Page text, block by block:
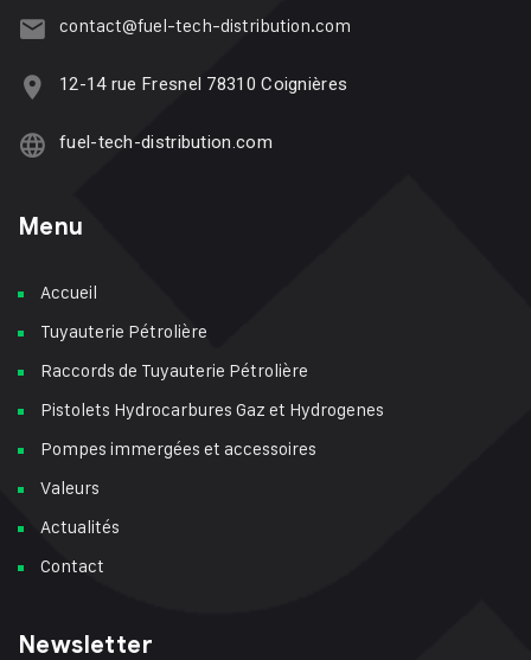
contact@fuel-tech-distribution.com
12-14 rue Fresnel 78310 Coignières
fuel-tech-distribution.com
Menu
Accueil
Tuyauterie Pétrolière
Raccords de Tuyauterie Pétrolière
Pistolets Hydrocarbures Gaz et Hydrogenes
Pompes immergées et accessoires
Valeurs
Actualités
Contact
Newsletter